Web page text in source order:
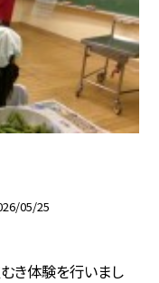
05/25
むき体験を行いまし